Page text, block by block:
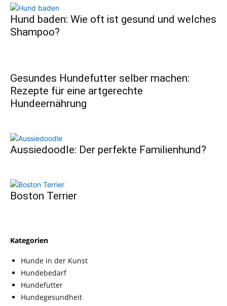
Hund baden: Wie oft ist gesund und welches
Shampoo?
Gesundes Hundefutter selber machen:
Rezepte für eine artgerechte
Hundeernährung
Aussiedoodle: Der perfekte Familienhund?
Boston Terrier
Kategorien
Hunde in der Kunst
Hundebedarf
Hundefutter
Hundegesundheit